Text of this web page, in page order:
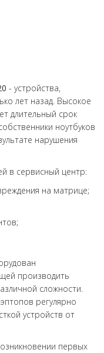
- устройства,
лет назад. Высокое
длительный срок
ноутбуков
нарушения
в сервисный центр:
на матрице;
производить
сложности.
регулярно
устройств от
первых